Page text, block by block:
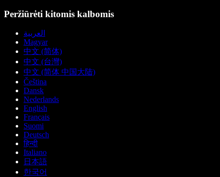
Peržiūrėti kitomis kalbomis
العربية
Magyar
中文 (简体)
中文 (台灣)
中文 (简体 中国大陆)
Čeština
Dansk
Nederlands
English
Français
Suomi
Deutsch
हिन्दी
Italiano
日本語
한국어